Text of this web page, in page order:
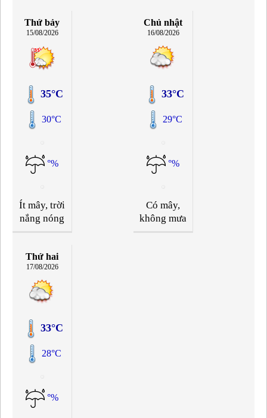
Thứ bảy
15/08/2026
35°C
30°C
°%
Ít mây, trời
nắng nóng
Chủ nhật
16/08/2026
33°C
29°C
°%
Có mây,
không mưa
Thứ hai
17/08/2026
33°C
28°C
°%